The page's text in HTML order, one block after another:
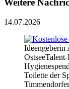
Weitere
14.07.2026
Ideengeberin
Toilette der